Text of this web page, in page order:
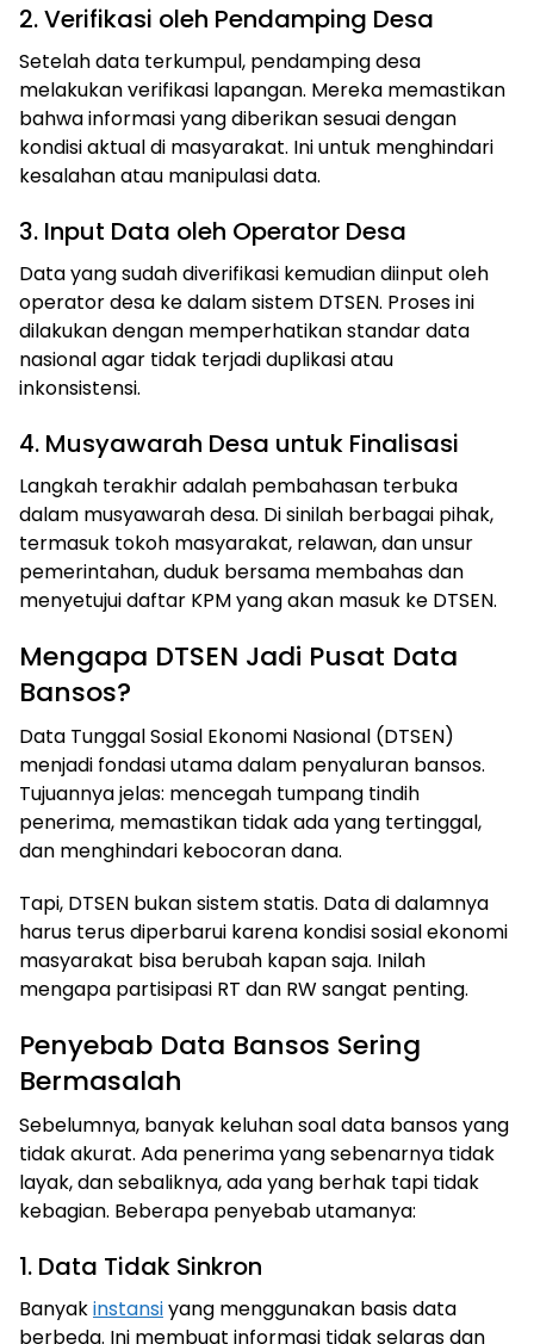
2. Verifikasi oleh Pendamping Desa
Setelah data terkumpul, pendamping desa
melakukan verifikasi lapangan. Mereka memastikan
bahwa informasi yang diberikan sesuai dengan
kondisi aktual di masyarakat. Ini untuk menghindari
kesalahan atau manipulasi data.
3. Input Data oleh Operator Desa
Data yang sudah diverifikasi kemudian diinput oleh
operator desa ke dalam sistem DTSEN. Proses ini
dilakukan dengan memperhatikan standar data
nasional agar tidak terjadi duplikasi atau
inkonsistensi.
4. Musyawarah Desa untuk Finalisasi
Langkah terakhir adalah pembahasan terbuka
dalam musyawarah desa. Di sinilah berbagai pihak,
termasuk tokoh masyarakat, relawan, dan unsur
pemerintahan, duduk bersama membahas dan
menyetujui daftar KPM yang akan masuk ke DTSEN.
Mengapa DTSEN Jadi Pusat Data
Bansos?
Data Tunggal Sosial Ekonomi Nasional (DTSEN)
menjadi fondasi utama dalam penyaluran bansos.
Tujuannya jelas: mencegah tumpang tindih
penerima, memastikan tidak ada yang tertinggal,
dan menghindari kebocoran dana.
Tapi, DTSEN bukan sistem statis. Data di dalamnya
harus terus diperbarui karena kondisi sosial ekonomi
masyarakat bisa berubah kapan saja. Inilah
mengapa partisipasi RT dan RW sangat penting.
Penyebab Data Bansos Sering
Bermasalah
Sebelumnya, banyak keluhan soal data bansos yang
tidak akurat. Ada penerima yang sebenarnya tidak
layak, dan sebaliknya, ada yang berhak tapi tidak
kebagian. Beberapa penyebab utamanya:
1. Data Tidak Sinkron
Banyakinstansiyang menggunakan basis data
berbeda. Ini membuat informasi tidak selaras dan